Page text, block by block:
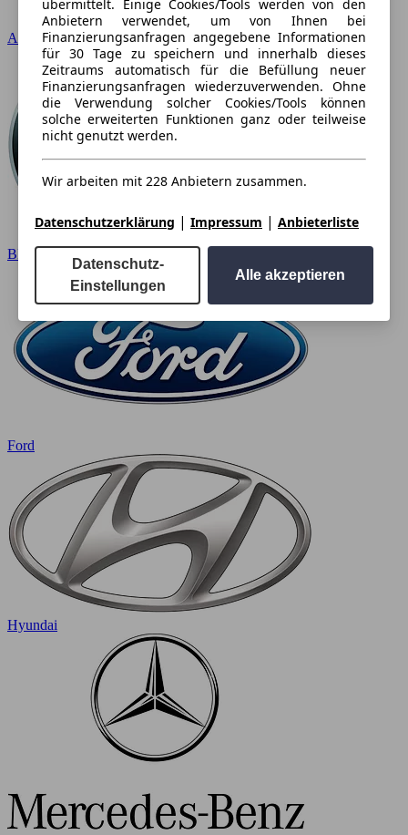
Audi
BMW
Ford
Hyundai
übermittelt. Einige Cookies/Tools werden von den
Anbietern verwendet, um von Ihnen bei
Finanzierungsanfragen angegebene Informationen
für 30 Tage zu speichern und innerhalb dieses
Zeitraums automatisch für die Befüllung neuer
Finanzierungsanfragen wiederzuverwenden. Ohne
die Verwendung solcher Cookies/Tools können
solche erweiterten Funktionen ganz oder teilweise
nicht genutzt werden.
Wir arbeiten mit 228 Anbietern zusammen.
Datenschutzerklärung | Impressum | Anbieterliste
Datenschutz-
Einstellungen
Alle akzeptieren